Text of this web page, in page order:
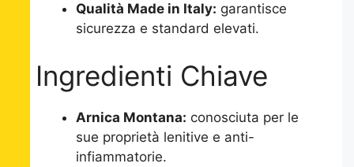
Qualità Made in Italy: garantisce
sicurezza e standard elevati.
Ingredienti Chiave
Arnica Montana: conosciuta per le
sue proprietà lenitive e anti-
infiammatorie.